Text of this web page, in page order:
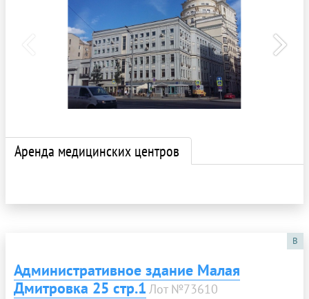
Аренда медицинских центров
B
Административное здание Малая
Дмитровка 25 стр.1 Лот №73610